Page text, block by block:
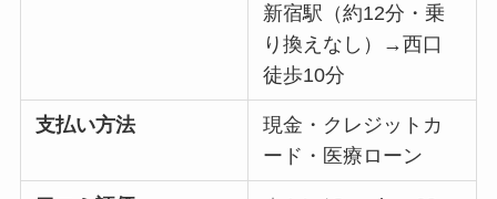
新宿駅（約12分・乗
り換えなし）→西口
徒歩10分
支払い方法
現金・クレジットカ
ード・医療ローン